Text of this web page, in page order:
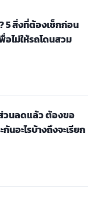
5 สิ่งที่ต้องเช็กก่อน
อไม่ให้รถโดนสวม
วนลดแล้ว ต้องขอ
นอะไรบ้างถึงจะเรียก